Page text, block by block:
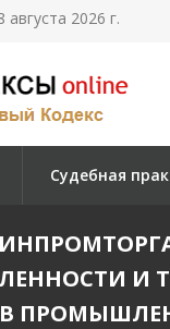
2026 г.
Судебная
И